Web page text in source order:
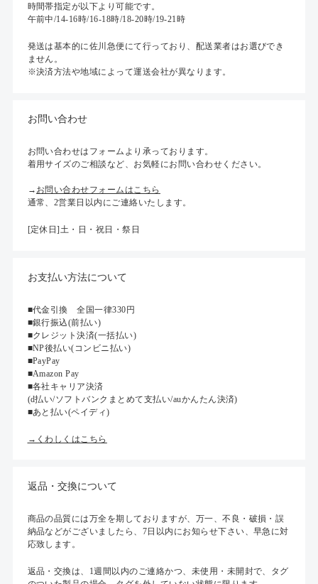
時間帯指定が以下より可能です。
午前中/14-16時/16-18時/18-20時/19-21時
発送は基本的に佐川急便にて行っており、配送業者はお選びでき
ません。
※決済方法や地域によって運送会社が異なります。
お問い合わせ
お問い合わせはフォームより承っております。
着用サイズのご相談など、お気軽にお問い合わせください。
→ お問い合わせフォームはこちら
通常、2営業日以内にご連絡いたします。
[定休日]土・日・祝日・祭日
お支払い方法について
■代金引換 全国一律330円
■銀行振込(前払い)
■クレジット決済(一括払い)
■NP後払い(コンビニ払い)
■PayPay
■Amazon Pay
■各社キャリア決済
(d払い/ソフトバンクまとめて支払い/auかんたん決済)
■あと払い(ペイディ)
→くわしくはこちら
返品・交換について
商品の品質には万全を期しておりますが、万一、不良・破損・誤
納品などがございましたら、7日以内にお知らせ下さい、早急に対
応致します。
返品・交換は、1週間以内のご連絡かつ、未使用・未開封で、タグ